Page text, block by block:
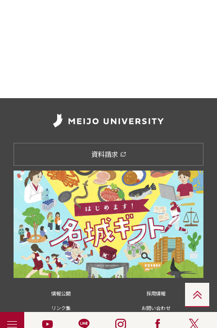
資料請求
情報公開
採用情報
リンク集
お問い合わせ
メディアの皆さま
卒業生の皆さま